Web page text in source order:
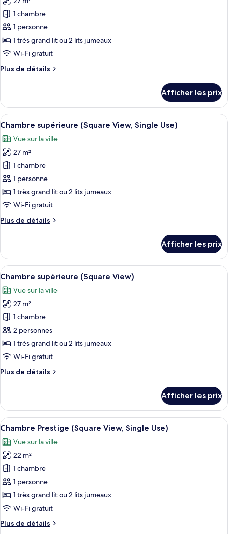
les
photos
pour
ce
type
chambre :
(Single
Use)
1 chambre
1 personne
1 très grand lit ou 2 lits jumeaux
Wi-Fi gratuit
Plus de détails
Plus
Chambre
supérieure
(Single
Afficher les prix
Afficher
toutes
les
photos
pour
ce
type
de
chambre :
Chambre
View,
Single
Use)
Une chambre d’hôtel moderne
6
Chambre supérieure (Square View, Single Use)
Vue sur la ville
27 m²
1 chambre
1 personne
1 très grand lit ou 2 lits jumeaux
Wi-Fi gratuit
Plus de détails
Plus
Chambre
supérieure
(Square
Single
Use)
Afficher les prix
Afficher
toutes
les
photos
pour
ce
type
de
chambre :
Chambre
View)
Une chambre d’hôtel moderne
6
Chambre supérieure (Square View)
Vue sur la ville
27 m²
1 chambre
2 personnes
1 très grand lit ou 2 lits jumeaux
Wi-Fi gratuit
Plus de détails
Plus
Chambre
supérieure
(Square
Afficher les prix
Afficher
toutes
les
photos
pour
ce
type
de
chambre :
Chambre
Une chambre d’hôtel avec un lit,
5
Chambre Prestige (Square View, Single Use)
Vue sur la ville
22 m²
1 chambre
1 personne
1 très grand lit ou 2 lits jumeaux
Wi-Fi gratuit
Plus de détails
Plus